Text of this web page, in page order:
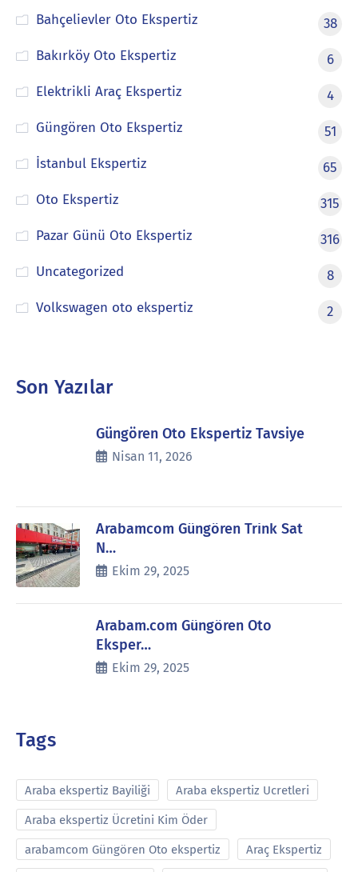
Bahçelievler Oto Ekspertiz
38
Bakırköy Oto Ekspertiz
6
Elektrikli Araç Ekspertiz
4
Güngören Oto Ekspertiz
51
İstanbul Ekspertiz
65
Oto Ekspertiz
315
Pazar Günü Oto Ekspertiz
316
Uncategorized
8
Volkswagen oto ekspertiz
2
Son Yazılar
Güngören Oto Ekspertiz Tavsiye
Nisan 11, 2026
Arabamcom Güngören Trink Sat
N…
Ekim 29, 2025
Arabam.com Güngören Oto
Eksper…
Ekim 29, 2025
Tags
Araba ekspertiz Bayiliği Araba ekspertiz Ucretleri
Araba ekspertiz Ücretini Kim Öder
arabamcom Güngören Oto ekspertiz Araç Ekspertiz